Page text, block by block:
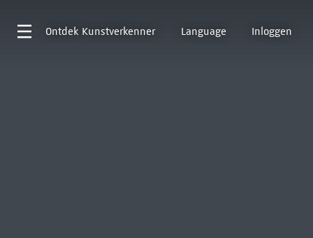
Ontdek Kunstverkenner Language Inloggen